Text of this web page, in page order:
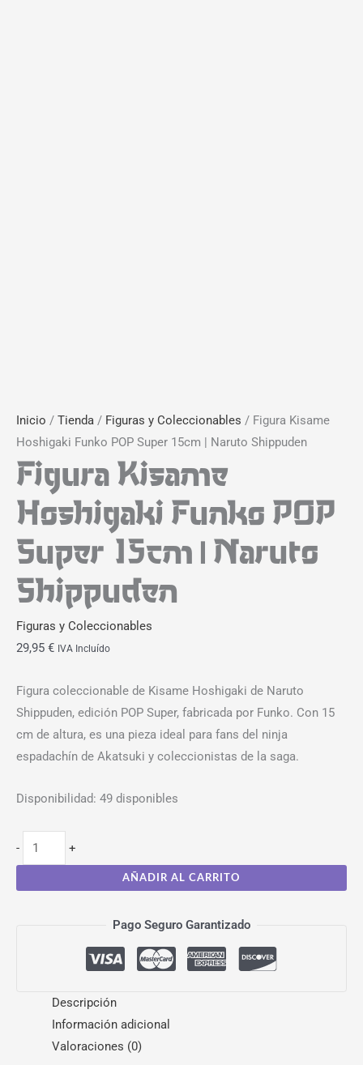
Inicio / Tienda / Figuras y Coleccionables / Figura Kisame
Hoshigaki Funko POP Super 15cm | Naruto Shippuden
Figura Kisame
Hoshigaki Funko POP
Super 15cm | Naruto
Shippuden
Figuras y Coleccionables
29,95 € IVA Incluído
Figura coleccionable de Kisame Hoshigaki de Naruto
Shippuden, edición POP Super, fabricada por Funko. Con 15
cm de altura, es una pieza ideal para fans del ninja
espadachín de Akatsuki y coleccionistas de la saga.
Disponibilidad: 49 disponibles
- +
AÑADIR AL CARRITO
Pago Seguro Garantizado
Descripción
Información adicional
Valoraciones (0)